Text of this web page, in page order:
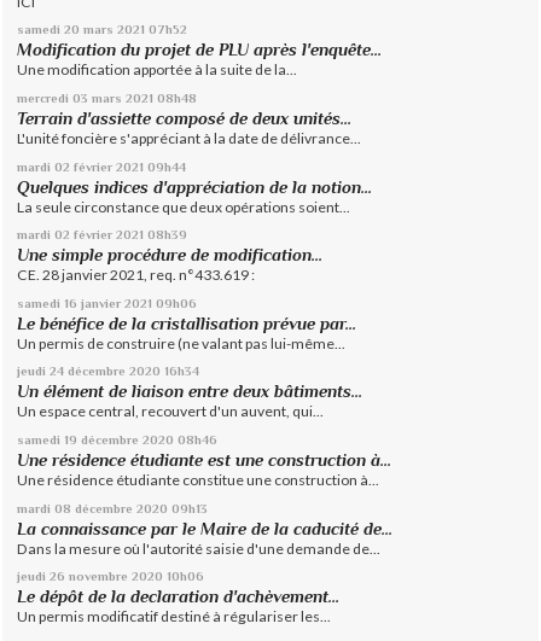
samedi 20 mars 2021 07h52
Modification du projet de PLU après l'enquête...
Une modification apportée à la suite de la...
mercredi 03 mars 2021 08h48
Terrain d'assiette composé de deux unités...
L'unité foncière s'appréciant à la date de délivrance...
mardi 02 février 2021 09h44
Quelques indices d'appréciation de la notion...
La seule circonstance que deux opérations soient...
mardi 02 février 2021 08h39
Une simple procédure de modification...
CE. 28 janvier 2021, req. n°433.619 :
samedi 16 janvier 2021 09h06
Le bénéfice de la cristallisation prévue par...
Un permis de construire (ne valant pas lui-même...
jeudi 24 décembre 2020 16h34
Un élément de liaison entre deux bâtiments...
Un espace central, recouvert d'un auvent, qui...
samedi 19 décembre 2020 08h46
Une résidence étudiante est une construction à...
Une résidence étudiante constitue une construction à...
mardi 08 décembre 2020 09h13
La connaissance par le Maire de la caducité de...
Dans la mesure où l'autorité saisie d'une demande de...
jeudi 26 novembre 2020 10h06
Le dépôt de la declaration d'achèvement...
Un permis modificatif destiné à régulariser les...